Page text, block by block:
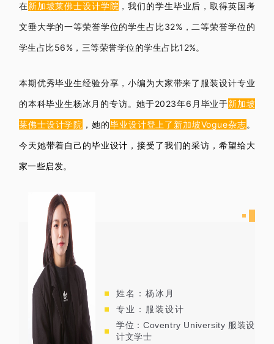
在新加坡莱佛士设计学院 ，我们的学生毕业后，取得英国考
文垂大学的一等荣誉学位的学生占比32%，二等荣誉学位的
学生占比56%，三等荣誉学位的学生占比12%。
本期优秀毕业生经验分享，小编为大家带来了服装设计专业
的本科毕业生杨冰月的专访。她于2023年6月毕业于新加坡
莱佛士设计学院 ，她的毕业设计登上了新加坡Vogue杂志。
今天她带着自己的毕业设计，接受了我们的采访，希望给大
家一些启发。
姓名：杨冰月
专业：服装设计
学位：Coventry University 服装设
计文学士